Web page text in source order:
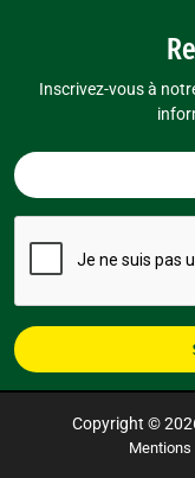
Inscrivez-vous à
Copyright ©
Mentions